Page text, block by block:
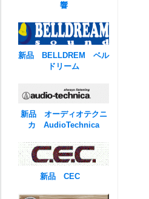
響
新品 BELLDREM ベル
ドリーム
新品 オーディオテクニ
カ AudioTechnica
新品 CEC